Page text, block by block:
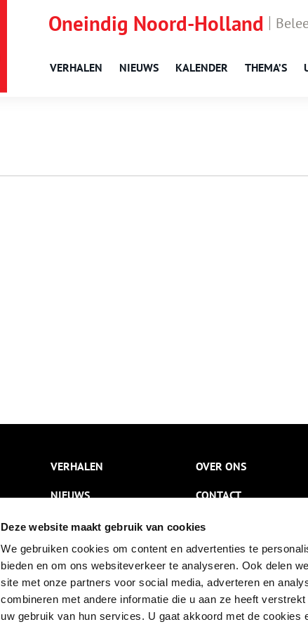
Deze website maakt gebruik van cookies
We gebruiken cookies om content en advertenties te
bieden en om ons websiteverkeer te analyseren. Ook delen
site met onze partners voor social media, adverteren en
combineren met andere informatie die u aan ze heeft
uw gebruik van hun services. U gaat akkoord met de cookies
Oneindig Noord-Holland
VERHALEN NIEUWS KALENDER THEMA’S
VERHALEN
NIEUWS
KALENDER
THEMA’S
ACTIVITEITEN
VIDEO’S
OVER ONS
CONTACT
NIEUWSBRIEF
DISCLAIMER
PRIVACY
TOEGANKELIJKHEID